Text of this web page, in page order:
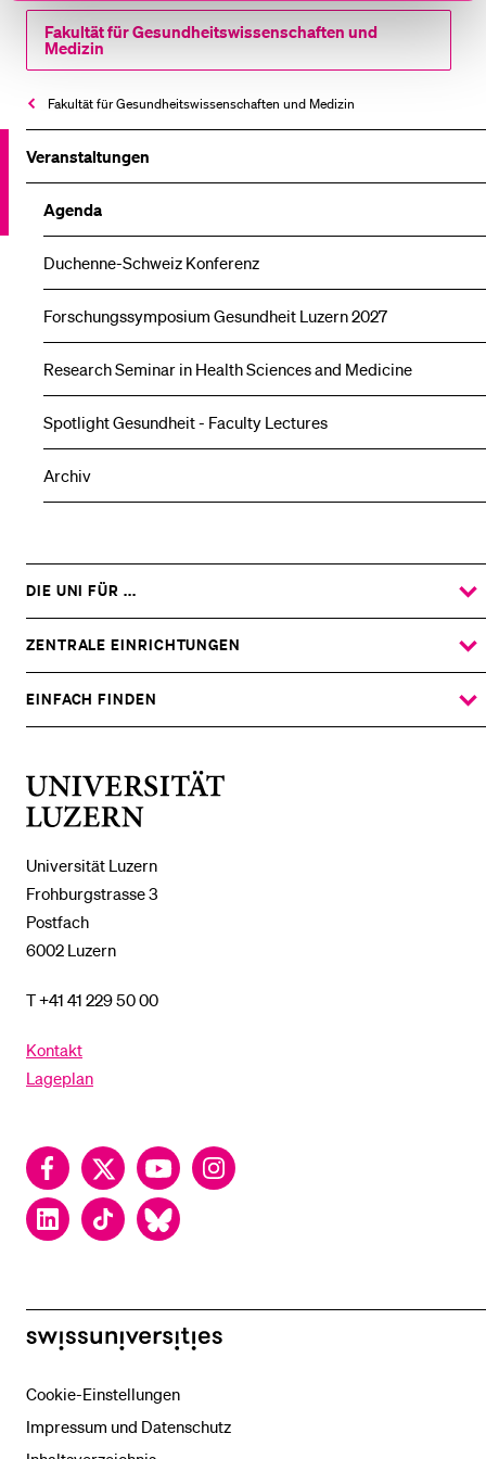
Fakultät für Gesundheits­­wissenschaften und Medizin
Veranstaltungen
Agenda
Duchenne-Schweiz Konferenz
Forschungssymposium Gesundheit Luzern 2027
Research Seminar in Health Sciences and Medicine
Spotlight Gesundheit - Faculty Lectures
Archiv
Fakultät für Gesundheits­­wissenschaften und
Medizin
Universität Luzern
Frohburgstrasse 3
Postfach
6002 Luzern
T +41 41 229 50 00
Kontakt
Lageplan
FacebookTwitter YouTubeInstagram
LinkedInTikTok Bluesky
DIE UNI FÜR ...
DAS
UNTERMENÜ
ZENTRALE EINRICHTUNGEN
DAS
UNTERMENÜ
EINFACH FINDEN
DAS
swissuniversities
Cookie-Einstellungen
Impressum und Datenschutz